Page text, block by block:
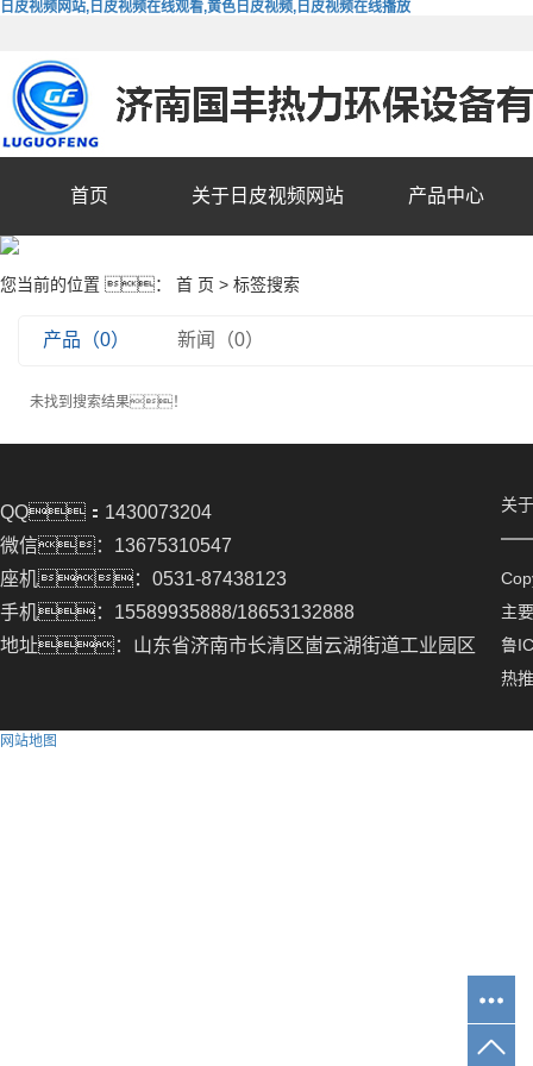
日皮视频网站,日皮视频在线观看,黄色日皮视频,日皮视频在线播放
首页 关于日皮视频网站 产品中心
您当前的位置 ： 首 页 > 标签搜索
产品（0） 新闻（0）
未找到搜索结果！
QQ：1430073204
微信：13675310547
座机：0531-87438123
手机：15589935888/18653132888
地址：山东省济南市长清区崮云湖街道工业园区
关
主
鲁
热
网站地图